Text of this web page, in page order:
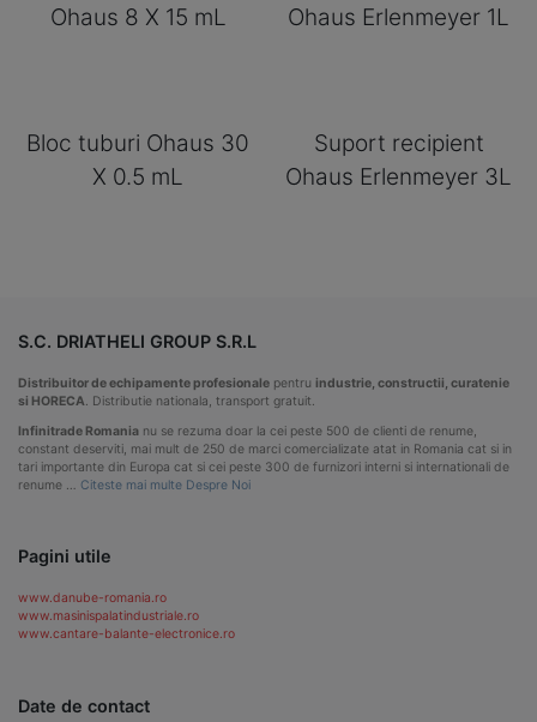
Ohaus 8 X 15 mL
Ohaus Erlenmeyer 1L
Bloc tuburi Ohaus 30
X 0.5 mL
Suport recipient
Ohaus Erlenmeyer 3L
S.C. DRIATHELI GROUP S.R.L
Distribuitor de echipamente profesionale pentru industrie, constructii, curatenie
si HORECA . Distributie nationala, transport gratuit.
Infinitrade Romania nu se rezuma doar la cei peste 500 de clienti de renume,
constant deserviti, mai mult de 250 de marci comercializate atat in Romania cat si in
tari importante din Europa cat si cei peste 300 de furnizori interni si internationali de
renume … Citeste mai multe Despre Noi
Pagini utile
www.danube-romania.ro
www.masinispalatindustriale.ro
www.cantare-balante-electronice.ro
Date de contact